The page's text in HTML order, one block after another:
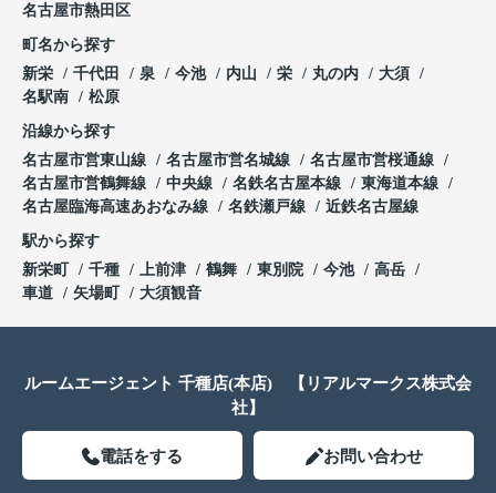
名古屋市熱田区
町名から探す
新栄
千代田 泉 今池 内山 栄 丸の内
大須
名駅南
松原
沿線から探す
名古屋市営東山線
名古屋市営名城線
名古屋市営桜通線
名古屋市営鶴舞線
中央線 名鉄名古屋本線
東海道本線
名古屋臨海高速あおなみ線
名鉄瀬戸線 近鉄名古屋線
駅から探す
新栄町
千種 上前津 鶴舞 東別院 今池
高岳
車道
矢場町 大須観音
ルームエージェント 千種店(本店) 【リアルマークス株式会
社】
電話をする お問い合わせ